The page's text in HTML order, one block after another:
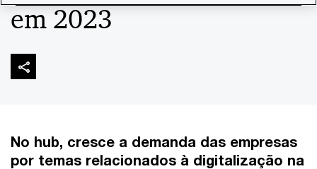
em 2023
No hub, cresce a demanda das empresas
por temas relacionados à digitalização na